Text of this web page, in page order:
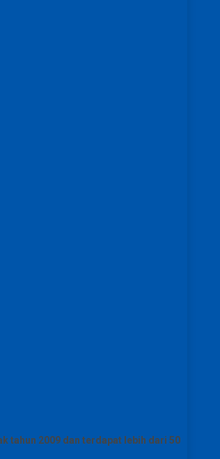
tahun 2009 dan terdapat lebih dari 50